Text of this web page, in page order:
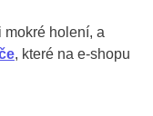
mokré holení, a
, které na e-shopu